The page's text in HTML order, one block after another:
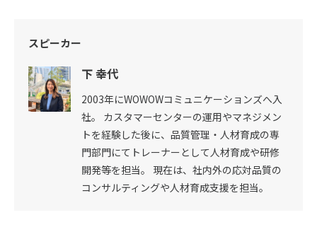
スピーカー
下 幸代
2003年にWOWOWコミュニケーションズへ入
社。 カスタマーセンターの運用やマネジメン
トを経験した後に、品質管理・人材育成の専
門部門にてトレーナーとして人材育成や研修
開発等を担当。 現在は、社内外の応対品質の
コンサルティングや人材育成支援を担当。